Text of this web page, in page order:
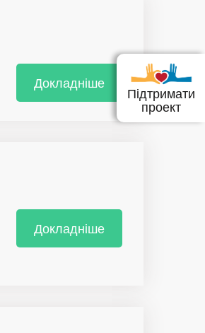
Докладніше
Докладніше
Підтримати
проект